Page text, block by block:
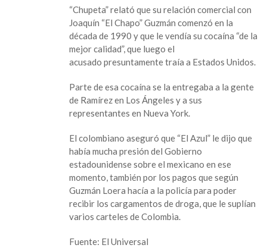
“Chupeta” relató que su relación comercial con
Joaquín “El Chapo” Guzmán comenzó en la
década de 1990 y que le vendía su cocaína “de la
mejor calidad”, que luego el
acusado presuntamente traía a Estados Unidos.
Parte de esa cocaína se la entregaba a la gente
de Ramírez en Los Ángeles y a sus
representantes en Nueva York.
El colombiano aseguró que “El Azul” le dijo que
había mucha presión del Gobierno
estadounidense sobre el mexicano en ese
momento, también por los pagos que según
Guzmán Loera hacía a la policía para poder
recibir los cargamentos de droga, que le suplían
varios carteles de Colombia.
Fuente: El Universal